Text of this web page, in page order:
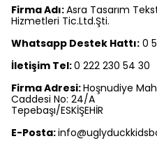
Firma Adı:Asra Tasarım
Hizmetleri Tic.Ltd.Şti.
Whatsapp Destek Hattı: 0
İletişim Tel:0 222 230 54 30
Firma Adresi:Hoşnudiye
Caddesi No: 24/A
Tepebaşı/ESKİŞEHİR
E-Posta: